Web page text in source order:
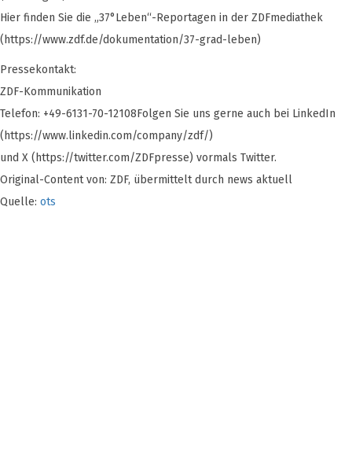
Hier finden Sie die „37°Leben“-Reportagen in der ZDFmediathek
(https://www.zdf.de/dokumentation/37-grad-leben)
Pressekontakt:
ZDF-Kommunikation
Telefon: +49-6131-70-12108Folgen Sie uns gerne auch bei LinkedIn
(https://www.linkedin.com/company/zdf/)
und X (https://twitter.com/ZDFpresse) vormals Twitter.
Original-Content von: ZDF, übermittelt durch news aktuell
Quelle: ots